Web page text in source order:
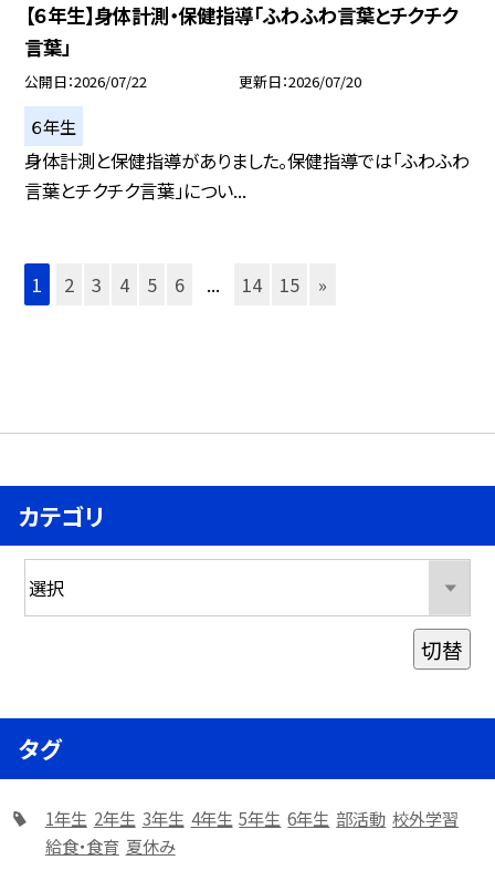
【６年生】身体計測・保健指導「ふわふわ言葉とチクチク
言葉」
公開日 2026/07/22 更新日 2026/07/20
６年生
身体計測と保健指導がありました。保健指導では「ふわふわ
言葉とチクチク言葉」につい...
1 2 3 4 5 6 ... 14 15 »
カテゴリ
切替
タグ
1年生 2年生 3年生 4年生 5年生 6年生 部活動 校外学習
給食・食育 夏休み